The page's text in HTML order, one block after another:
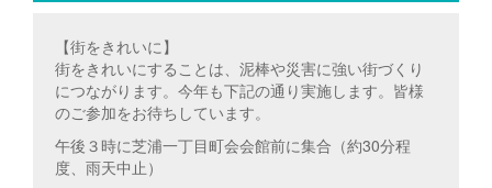
【街をきれいに】
街をきれいにすることは、泥棒や災害に強い街づくり
につながります。今年も下記の通り実施します。皆様
のご参加をお待ちしています。
午後３時に芝浦一丁目町会会館前に集合（約30分程
度、雨天中止）